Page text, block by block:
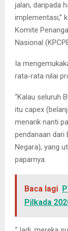
jalan, daripada
implementasi,”
Komite
Nasional
Ia
rata-rata nilai
“Kalau seluruh
itu capex
menarik nanti
pendanaan dari
Negara), yang
paparnya.
Baca lagi
Pilkada